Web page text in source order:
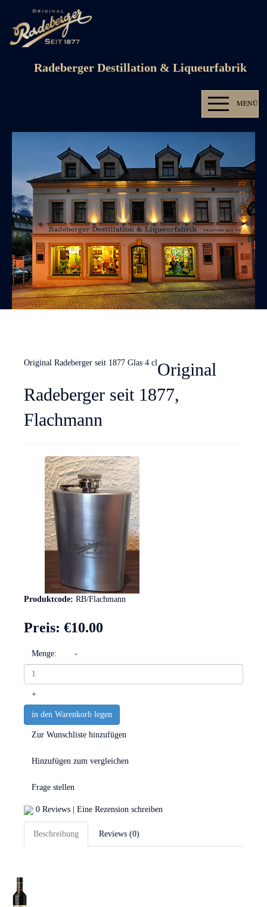
Radeberger Destillation & Liqueurfabrik
MENÜ
Original Radeberger seit 1877 Glas 4 clOriginal
Radeberger seit 1877,
Flachmann
Produktcode: RB/Flachmann
Preis: €10.00
Menge: -
+
in den Warenkorb legen
Zur Wunschliste hinzufügen
Hinzufügen zum vergleichen
Frage stellen
0 Reviews Eine Rezension schreiben
Beschreibung Reviews (0)